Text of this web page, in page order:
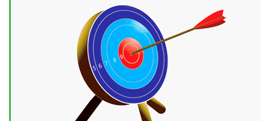
Tại sao chọn công ty Việt Ads làm đối tác
Marketing Online?